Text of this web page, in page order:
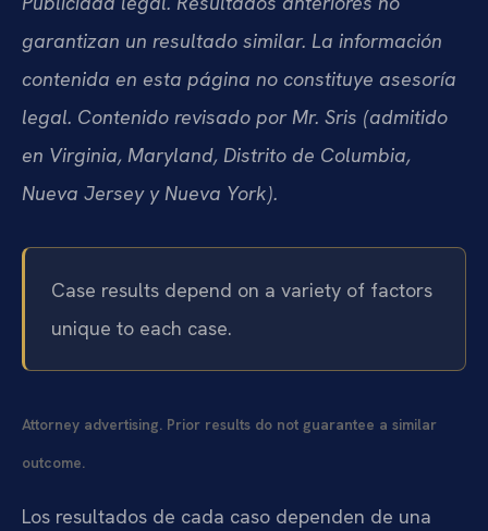
garantizan un resultado similar. La información
contenida en esta página no constituye asesoría
legal. Contenido revisado por Mr. Sris (admitido
en Virginia, Maryland, Distrito de Columbia,
Nueva Jersey y Nueva York).
Case results depend on a variety of factors
unique to each case.
Attorney advertising. Prior results do not guarantee a similar
outcome.
Los resultados de cada caso dependen de una